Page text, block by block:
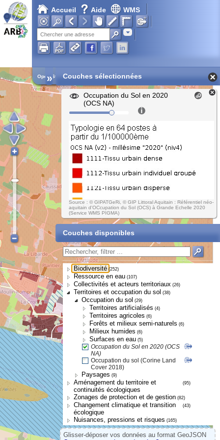
Accueil Aide WMS
Adresse
Open Street Map
» Couches sélectionnées
Occupation du Sol en 2020
(OCS NA)
Source : © GIPATGeRi, © GIP Littoral Aquitain : Référentiel néo-
aquitain d'OCcupation du Sol (OCS) à Grande Echelle 2020
(Service WMS PIGMA)
Couches disponibles
Biodiversité (252)
Ressource en eau (107)
Collectivités et acteurs territoriaux (26)
Territoires et occupation du sol (38)
Occupation du sol (29)
Territoires artificialisés (4)
Territoires agricoles (6)
Forêts et milieux semi-naturels (6)
Milieux humides (6)
Surfaces en eau (5)
Occupation du Sol en 2020 (OCS
NA)
Occupation du sol (Corine Land
Cover 2018)
Paysages (9)
Aménagement du territoire et
continuités écologiques
(95)
Zonages de protection et de gestion (82)
Changement climatique et transition
écologique
(43)
Nuisances, pressions et risques (165)
Glisser-déposer vos données au format GeoJSON